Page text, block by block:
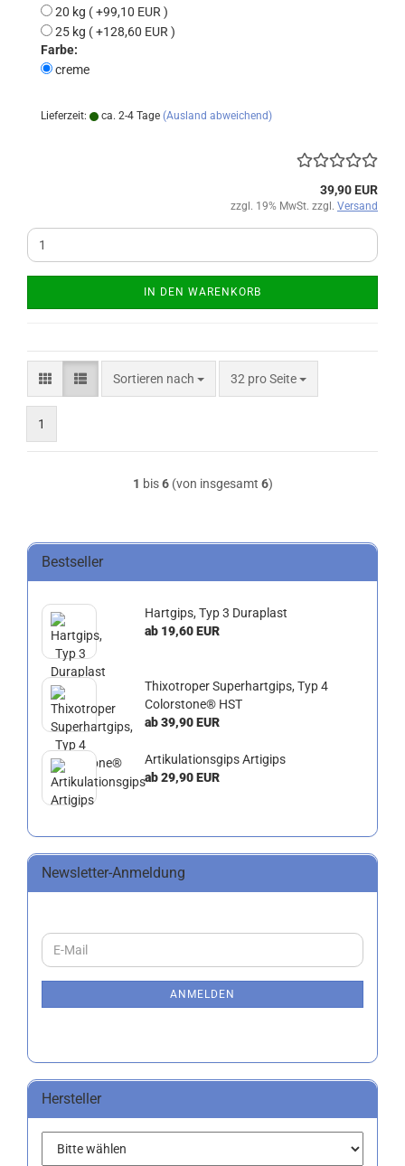
20 kg ( +99,10 EUR )
25 kg ( +128,60 EUR )
Farbe:
creme
Lieferzeit: ca. 2-4 Tage (Ausland abweichend)
39,90 EUR
zzgl. 19% MwSt. zzgl. Versand
IN DEN WARENKORB
Sortieren nach
Sortieren nach 32 pro Seite
pro Seite
1
1 bis6(von insgesamt 6)
Bestseller
Hartgips, Typ 3 Duraplast
ab 19,60 EUR
Thixotroper Superhartgips, Typ 4
Colorstone® HST
ab 39,90 EUR
Artikulationsgips Artigips
ab 29,90 EUR
Newsletter-Anmeldung
WEITER
ZUR
E-
Mail
ANMELDEN
Hersteller